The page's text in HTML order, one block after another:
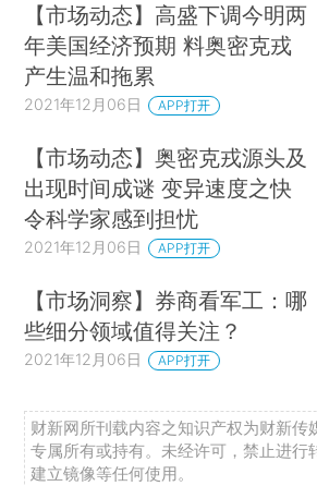
【市场动态】高盛下调今明两
年美国经济预期 料奥密克戎
产生温和拖累
2021年12月06日 APP打开
【市场动态】奥密克戎源头及
出现时间成谜 变异速度之快
令科学家感到担忧
2021年12月06日 APP打开
【市场洞察】券商看军工：哪
些细分领域值得关注？
2021年12月06日 APP打开
财新网所刊载内容之知识产权为财新传
专属所有或持有。未经许可，禁止进行
建立镜像等任何使用。